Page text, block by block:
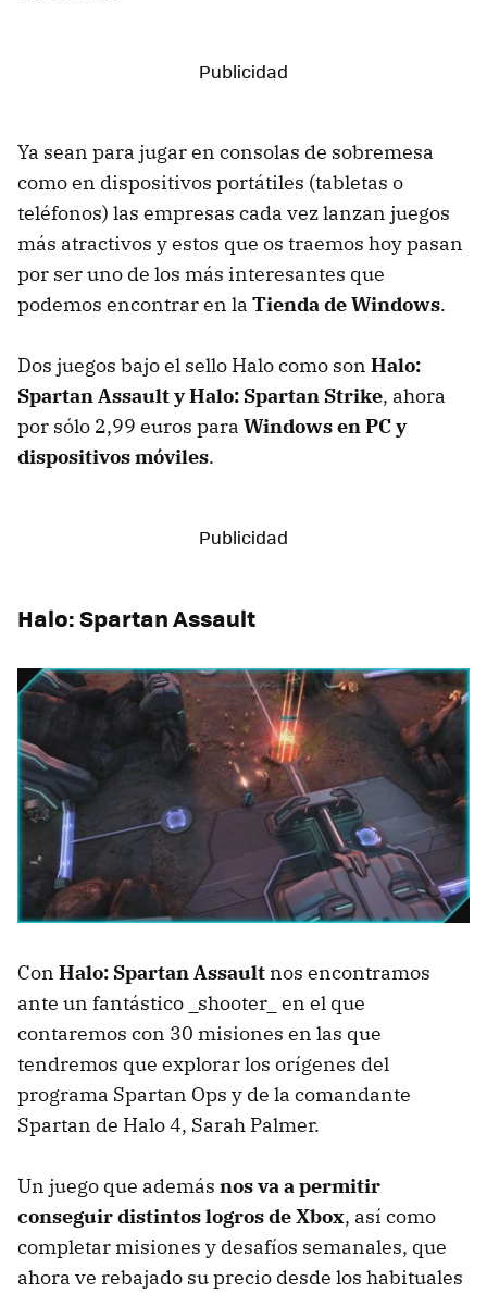
Ya sean para jugar en consolas de sobremesa
como en dispositivos portátiles (tabletas o
teléfonos) las empresas cada vez lanzan juegos
más atractivos y estos que os traemos hoy pasan
por ser uno de los más interesantes que
podemos encontrar en la Tienda de Windows.
Dos juegos bajo el sello Halo como son Halo:
Spartan Assault y Halo: Spartan Strike, ahora
por sólo 2,99 euros para Windows en PC y
dispositivos móviles.
Halo: Spartan Assault
Con Halo: Spartan Assault nos encontramos
ante un fantástico _shooter_ en el que
contaremos con 30 misiones en las que
tendremos que explorar los orígenes del
programa Spartan Ops y de la comandante
Spartan de Halo 4, Sarah Palmer.
Un juego que además nos va a permitir
conseguir distintos logros de Xbox, así como
completar misiones y desafíos semanales, que
ahora ve rebajado su precio desde los habituales